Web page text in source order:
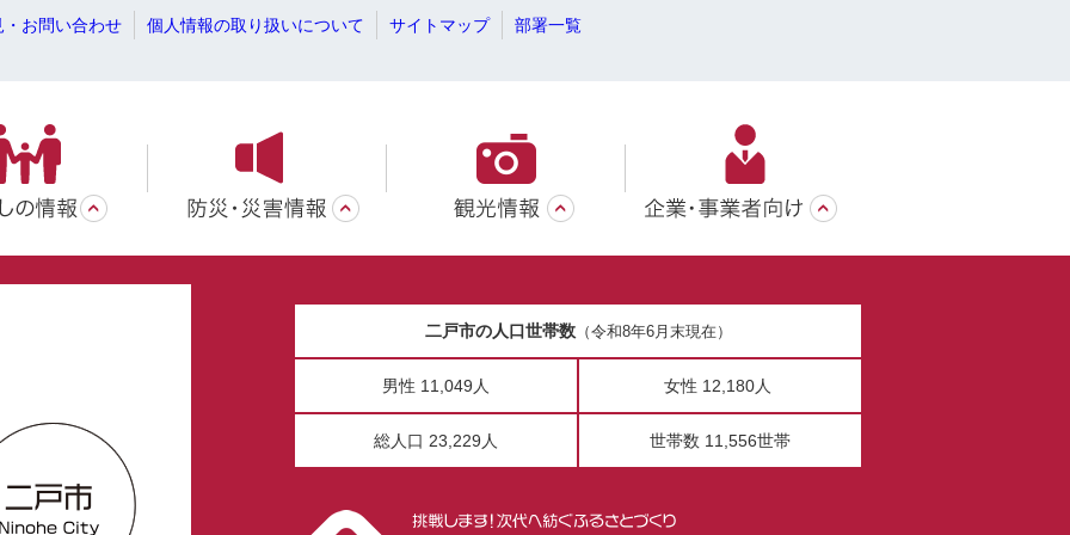
・お問い合わせ 個人情報の取り扱いについて サイトマップ 部署一覧
二戸市の人口世帯数（令和8年6月末現在）
男性 11,049人 女性 12,180人
総人口 23,229人 世帯数 11,556世帯